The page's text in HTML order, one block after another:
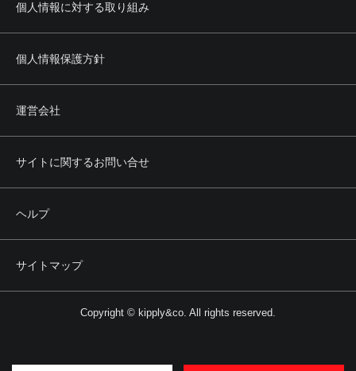
個人情報に対する取り組み
個人情報保護方針
運営会社
サイトに関するお問い合せ
ヘルプ
サイトマップ
Copyright © kipply&co. All rights reserved.